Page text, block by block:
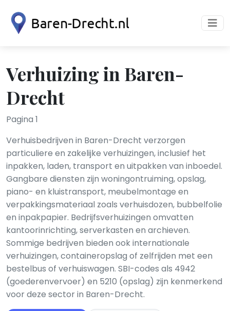
Verhuizing in Baren-
Drecht
Pagina 1
Verhuisbedrijven in Baren-Drecht verzorgen
particuliere en zakelijke verhuizingen, inclusief het
inpakken, laden, transport en uitpakken van inboedel.
Gangbare diensten zijn woningontruiming, opslag,
piano- en kluistransport, meubelmontage en
verpakkingsmateriaal zoals verhuisdozen, bubbelfolie
en inpakpapier. Bedrijfsverhuizingen omvatten
kantoorinrichting, serverkasten en archieven.
Sommige bedrijven bieden ook internationale
verhuizingen, containeropslag of zelfrijden met een
bestelbus of verhuiswagen. SBI-codes als 4942
(goederenvervoer) en 5210 (opslag) zijn kenmerkend
voor deze sector in Baren-Drecht.